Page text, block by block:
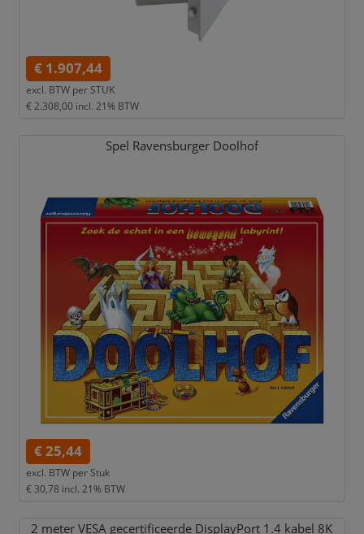
€ 1.907,44
excl. BTW per STUK
€ 2.308,00 incl. 21% BTW
Spel Ravensburger Doolhof
€ 25,44
excl. BTW per Stuk
€ 30,78 incl. 21% BTW
2 meter VESA gecertificeerde DisplayPort 1.4 kabel 8K